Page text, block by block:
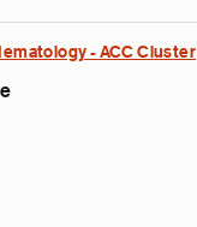
- ACC Cluster